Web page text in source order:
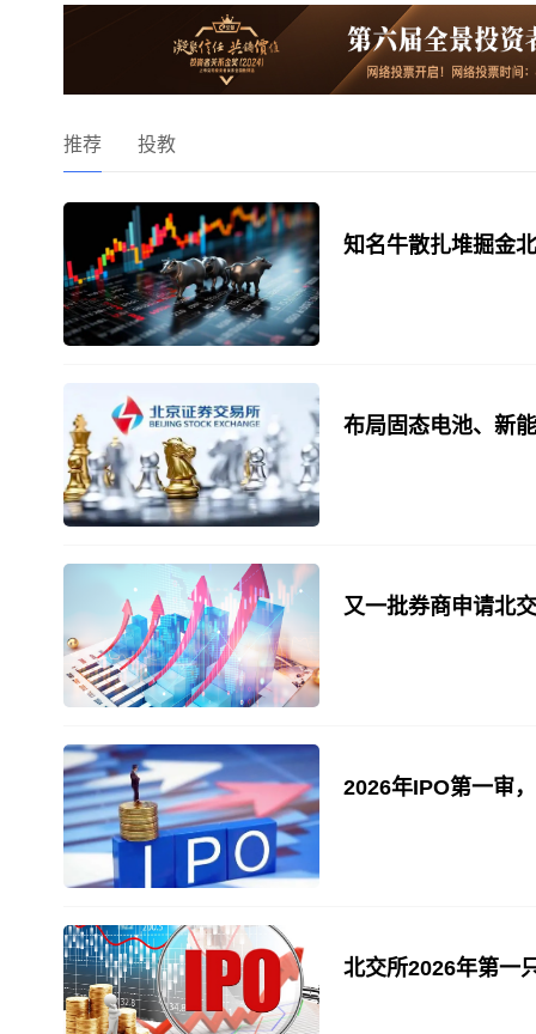
推荐 投教
知名牛散扎堆掘金
布局固态电池、新
又一批券商申请北
2026年IPO第一审
北交所2026年第一